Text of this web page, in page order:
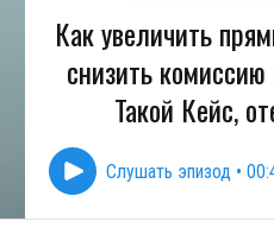
Как увеличить
снизить
Такой Кейс,
Слушать эпизод •